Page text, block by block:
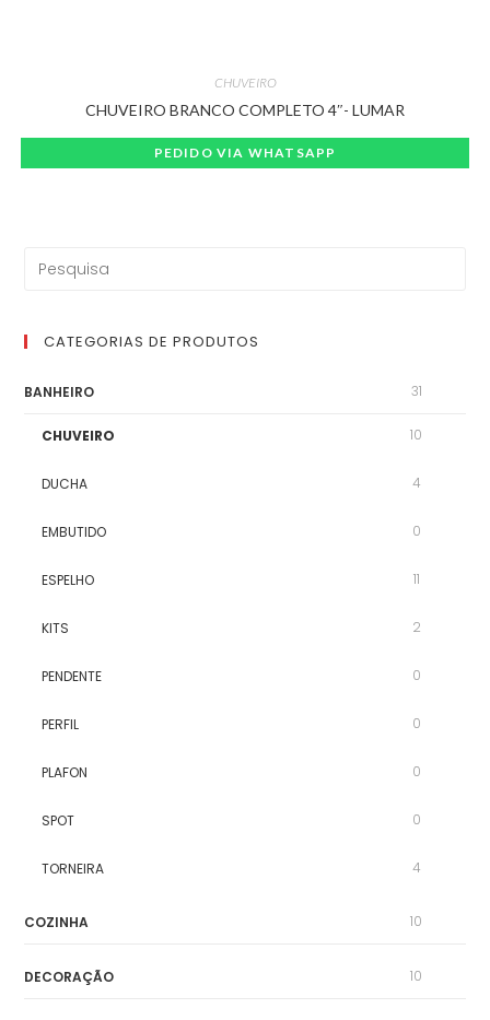
CHUVEIRO
CHUVEIRO BRANCO COMPLETO 4″- LUMAR
PEDIDO VIA WHATSAPP
CATEGORIAS DE PRODUTOS
BANHEIRO 31
CHUVEIRO 10
DUCHA 4
EMBUTIDO 0
ESPELHO 11
KITS 2
PENDENTE 0
PERFIL 0
PLAFON 0
SPOT 0
TORNEIRA 4
COZINHA 10
DECORAÇÃO 10